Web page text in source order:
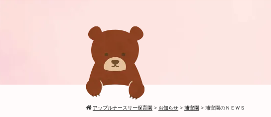
アップルナースリー保育園 > お知らせ > 浦安園 > 浦安園のＮＥＷＳ